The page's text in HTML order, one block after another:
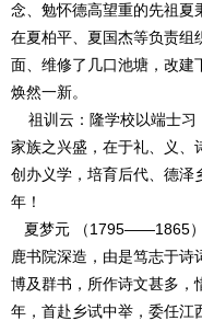
念、勉怀德高望重的先祖夏
在夏柏平、夏国杰等负责组
面、维修了几口池塘，改建
焕然一新。
祖训云：隆学校以端士习
家族之兴盛，在于礼、义、
创办义学，培育后代、德泽
年！
夏梦元 （1795——1865）
鹿书院深造，由是笃志于
博及群书，所作诗文甚多，
年，首赴乡试中举，委任江